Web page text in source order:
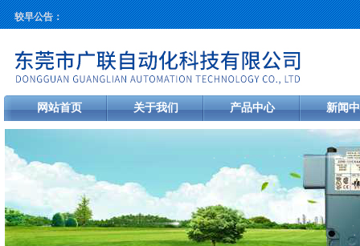
较早公告：
网站首页 关于我们 产品中心 新闻